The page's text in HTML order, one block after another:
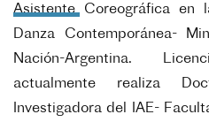
Asistente Coreográfica en
Danza Contemporánea-
Nación-Argentina.
actualmente realiza
Investigadora del IAE-